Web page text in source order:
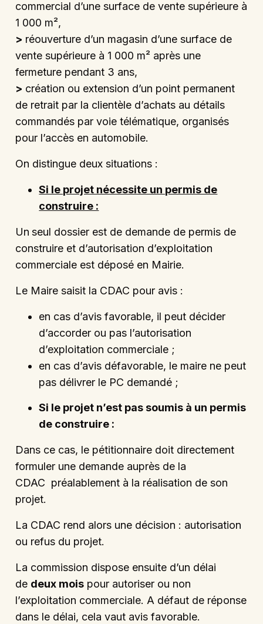
commercial d’une surface de vente supérieure à
1 000 m²,
> réouverture d’un magasin d’une surface de
vente supérieure à 1 000 m² après une
fermeture pendant 3 ans,
> création ou extension d’un point permanent
de retrait par la clientèle d’achats au détails
commandés par voie télématique, organisés
pour l’accès en automobile.
On distingue deux situations :
Si le projet nécessite un permis de
construire :
Un seul dossier est de demande de permis de
construire et d’autorisation d’exploitation
commerciale est déposé en Mairie.
Le Maire saisit la CDAC pour avis :
en cas d’avis favorable, il peut décider
d’accorder ou pas l’autorisation
d’exploitation commerciale ;
en cas d’avis défavorable, le maire ne peut
pas délivrer le PC demandé ;
Si le projet n’est pas soumis à un permis
de construire :
Dans ce cas, le pétitionnaire doit directement
formuler une demande auprès de la
CDAC préalablement à la réalisation de son
projet.
La CDAC rend alors une décision : autorisation
ou refus du projet.
La commission dispose ensuite d’un délai
de deux mois pour autoriser ou non
l’exploitation commerciale. A défaut de réponse
dans le délai, cela vaut avis favorable.